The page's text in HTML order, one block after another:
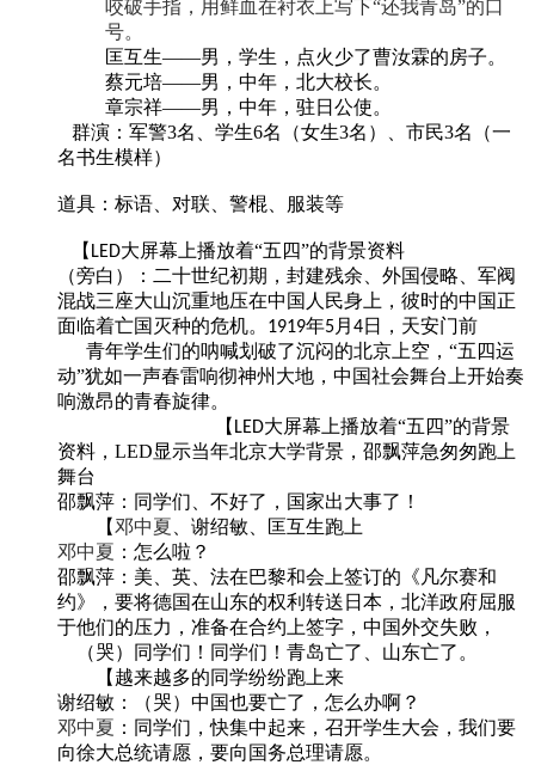
咬破手指，用鲜血在衬衣上写下“还我青岛”的口
号。
匡互生——男，学生，点火少了曹汝霖的房子。
蔡元培——男，中年，北大校长。
章宗祥——男，中年，驻日公使。
群演：军警3名、 学生6名（女生3名）、市民3名（一
名书生模样）
道具：标语、对联、警棍、服装等
【 LED大屏幕上播放着“五四”的背景资料
（旁白）：二十世纪初期，封建残余、外国侵略、 军阀
混战三座大山沉重地压在中国人 民身上，彼时的中国 正
面临着亡国灭种的危机。 1919年5月 4日， 天安门前
青年学生们的呐喊划破了沉闷的北京上空 ， “五四运
动”犹如一声春雷响彻神州大地 ，中国社会舞台上开始奏
响激昂的青春旋律。
【 LED大屏幕上播放着“五四”的背景
资料， LED显示当年北京大学背景， 邵飘萍急匆匆跑上
舞台
邵飘萍 ：同学们、不好了，国家出大事了！
【邓中夏 、 谢绍敏、 匡互生跑上
邓中夏 ：怎么啦？
邵飘萍 ：美、英、法在巴黎和会上签订的 《凡尔赛和
约》， 要将德国在山东的权利转送日本 ， 北洋政府屈服
于他们的压力， 准备在合约上签字，中国外交失败，
（哭）
同学们！同学们！青岛亡了、山东亡了。
【越来越多的同学纷纷跑上来
谢绍敏：（哭）中国也要亡了，怎么办啊？
邓中夏 ： 同学们，快集中起来，召开学生大会 ，我们要
向徐大总统请愿，要向国务总理请愿。